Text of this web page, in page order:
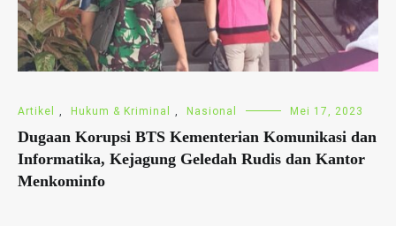
Artikel , Hukum & Kriminal , Nasional Mei 17, 2023
Dugaan Korupsi BTS Kementerian Komunikasi dan
Informatika, Kejagung Geledah Rudis dan Kantor
Menkominfo